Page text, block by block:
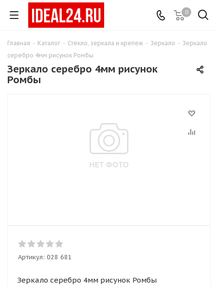
0
Главная - Каталог - Стекло, зеркала и крепеж - Зеркало - Зеркало
серебро 4мм рисунок Ромбы
Зеркало серебро 4мм рисунок
Ромбы
Артикул: 028 681
Зеркало серебро 4мм рисунок Ромбы